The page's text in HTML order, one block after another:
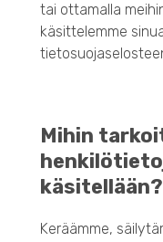
tai ottamalla
käsittelemme
Mihin
käsitellään?
Keräämme,